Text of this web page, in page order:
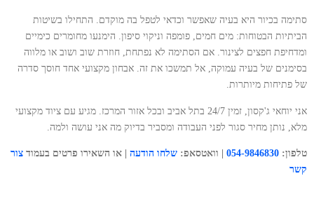
סתימה בכיור היא בעיה שאפשר וכדאי לטפל בה מוקדם. התחילו בשיטות
הביתיות הבטוחות: מים חמים, פומפה וניקוי סיפון. הימנעו מחומרים כימיים
ומדחיפת חפצים לצינור. אם הסתימה לא נפתחת, חוזרת שוב ושוב או מלווה
בסימנים של בעיה עמוקה, אל תמשכו את זה. אבחון מקצועי אחד חוסך סדרה
של פתיחות מיותרות.
אני יוחאי ג'קסון, זמין 24/7 בתל אביב ובכל אזור המרכז. מגיע עם ציוד מקצועי
מלא, נותן מחיר סגור לפני העבודה ומסביר בדיוק מה אני עושה ולמה.
טלפון: 054-9846830 | וואטסאפ: שלחו הודעה | או השאירו פרטים בעמוד צור
קשר